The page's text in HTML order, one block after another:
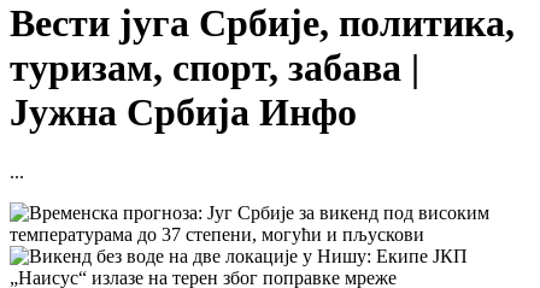
Вести југа Србије, политика,
туризам, спорт, забава |
Јужна Србија Инфо
...